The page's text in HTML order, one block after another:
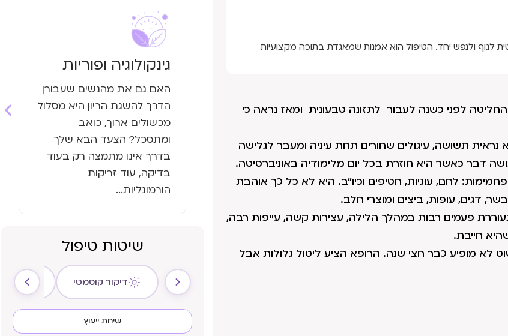
לגוף ולנפש יחד. הטיפול הוא אמנות שמאגדת בתוכה מקצועיות
לפני כשנה לעבור לתזונה טבעונית ומאז נראה כי
תשושה, עיגולים שחורים תחת עיניה ומעבר לגלישה
דבר כאשר היא חוזרת בכל יום מלימודיה באוניברסיטה.
לחם, עוגיות, חטיפים וכיו"ב. היא לא כל כך אוהבת
דגים, עופות, ביצים ומוצרי חלב.
פעמים רבות במהלך הלילה, עצירות קשה, עייפות רבה,
חייבת.
מופיע כבר חצי שנה. הרופא הציע ליטול גלולות אבל
גינקולוגיה ופוריות
האם גם את מהנשים שעבורן
הדרך להשגת הריון היא מסלול
מכשולים ארוך, כואב
ומתסכל? הצעד הבא שלך
בדרך אינו מתמצה רק בעוד
בדיקה, עוד זריקות
הורמונליות...
שיטות טיפול
דיקור קוסמטי ריקול
שיחת ייעוץ